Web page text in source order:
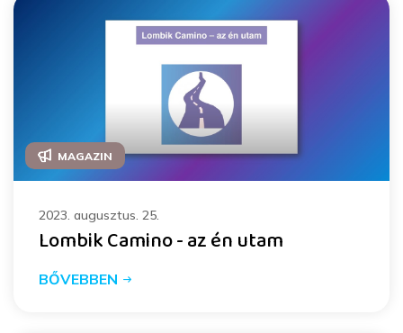
MAGAZIN
2023. augusztus. 25.
Lombik Camino - az én utam
BŐVEBBEN